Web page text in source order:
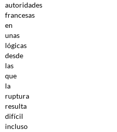
autoridades
francesas
en
unas
lógicas
desde
las
que
la
ruptura
resulta
difícil
incluso